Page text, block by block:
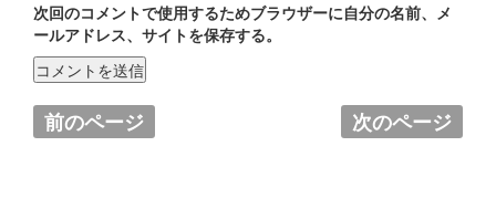
次回のコメントで使用するためブラウザーに自分の名前、メ
ールアドレス、サイトを保存する。
前のページ 次のページ